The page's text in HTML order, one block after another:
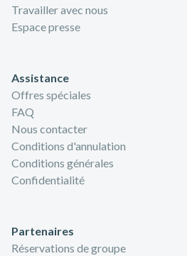
Travailler avec nous
Espace presse
Assistance
Offres spéciales
FAQ
Nous contacter
Conditions d'annulation
Conditions générales
Confidentialité
Partenaires
Réservations de groupe